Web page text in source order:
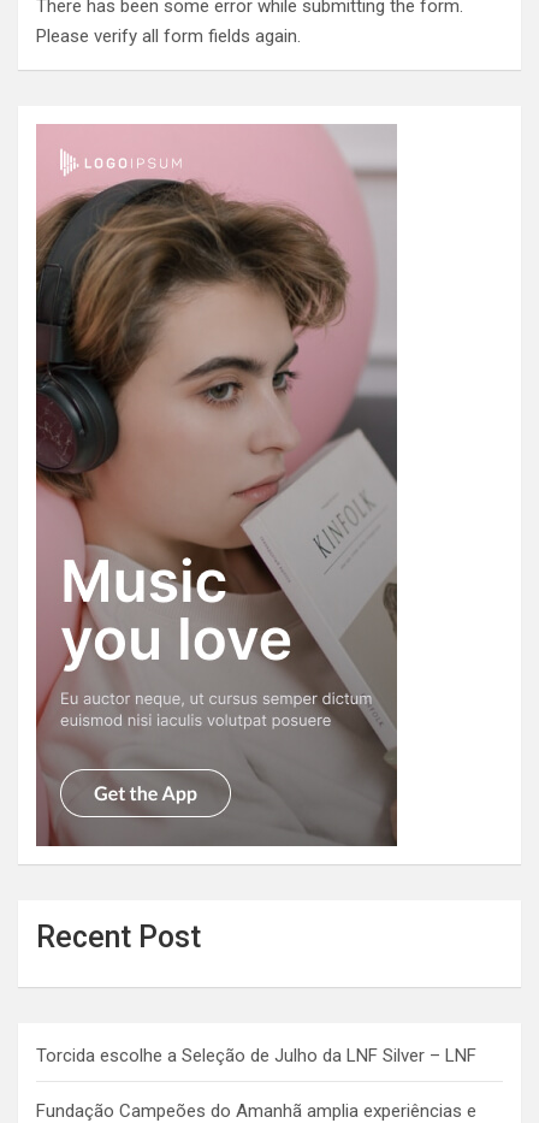
There has been some error while submitting the form.
Please verify all form fields again.
Recent Post
Torcida escolhe a Seleção de Julho da LNF Silver – LNF
Fundação Campeões do Amanhã amplia experiências e